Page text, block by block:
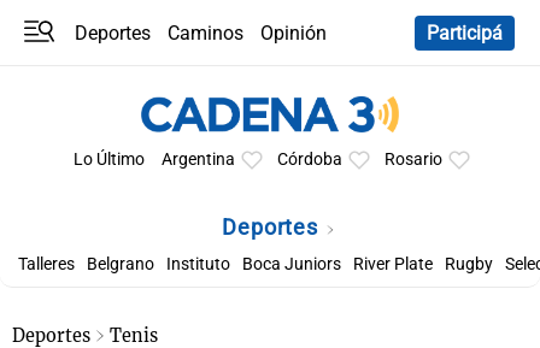
Deportes Caminos
Opinión
Participá
Lo Último Argentina Córdoba Rosario
Deportes
Talleres Belgrano Instituto Boca Juniors River Plate Rugby
Deportes Tenis